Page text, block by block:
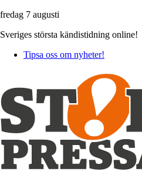
fredag 7 augusti
Sveriges största kändistidning online!
Tipsa oss om nyheter!